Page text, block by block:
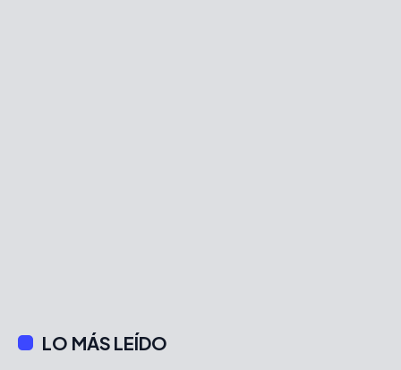
LO MÁS LEÍDO